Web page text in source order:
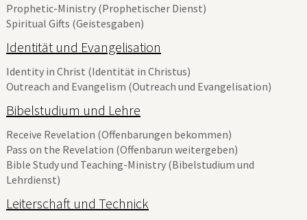
Prophetic-Ministry (Prophetischer Dienst)
Spiritual Gifts (Geistesgaben)
Identität und Evangelisation
Identity in Christ (Identität in Christus)
Outreach and Evangelism (Outreach und Evangelisation)
Bibelstudium und Lehre
Receive Revelation (Offenbarungen bekommen)
Pass on the Revelation (Offenbarun weitergeben)
Bible Study und Teaching-Ministry (Bibelstudium und
Lehrdienst)
Leiterschaft und Technick